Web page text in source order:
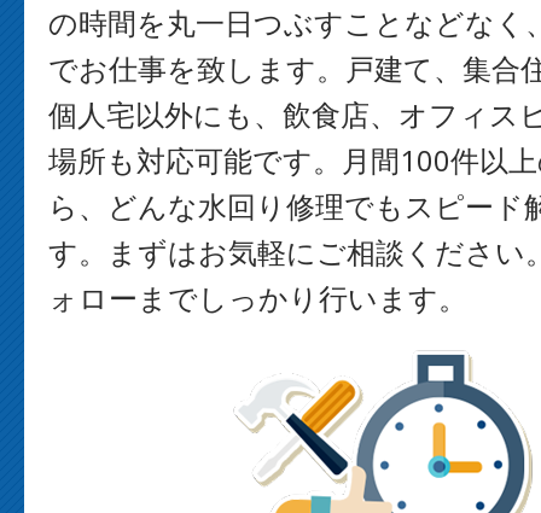
の時間を丸一日つぶすことなどなく
でお仕事を致します。戸建て、集合
個人宅以外にも、飲食店、オフィス
場所も対応可能です。月間100件以
ら、どんな水回り修理でもスピード
す。まずはお気軽にご相談ください
ォローまでしっかり行います。